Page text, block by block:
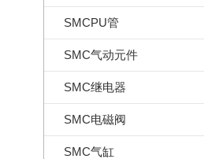
SMCPU管
SMC气动元件
SMC继电器
SMC电磁阀
SMC气缸